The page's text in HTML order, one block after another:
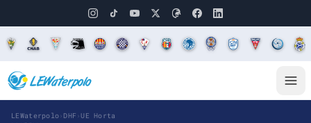
LEWaterpolo› DHF ›UE Horta